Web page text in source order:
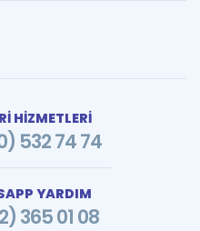
HİZMETLERİ
532 74 74
YARDIM
365 01 08